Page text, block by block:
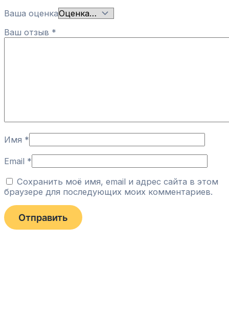
Ваша оценка
Ваш отзыв *
Имя *
Email *
Сохранить моё имя, email и адрес сайта в этом
браузере для последующих моих комментариев.